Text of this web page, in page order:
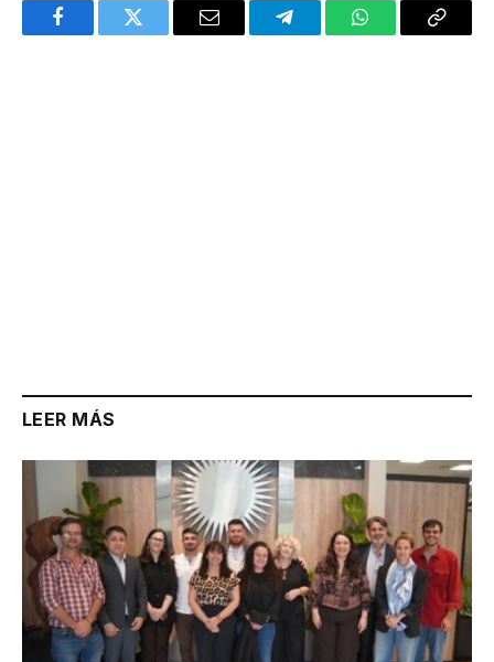
FacebookTwitter Email TelegramWhatsAppCopy
LEER MÁS